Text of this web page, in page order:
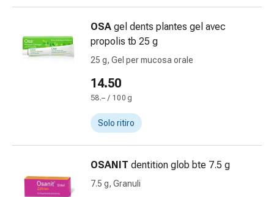
Cura
ferite
e
Bende
Compresse
OSA gel dents plantes gel avec
propolis tb 25 g
25 g, Gel per mucosa orale
14.50
58.– / 100 g
Solo ritiro
OSANIT dentition glob bte 7.5 g
7.5 g, Granuli